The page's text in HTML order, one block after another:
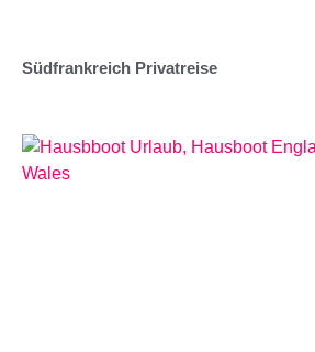
Südfrankreich Privatreise